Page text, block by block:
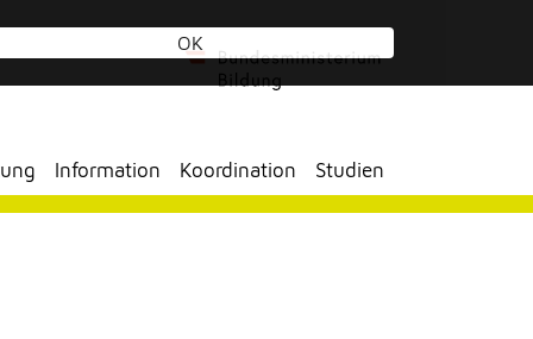
OK
Information Koordination Studien